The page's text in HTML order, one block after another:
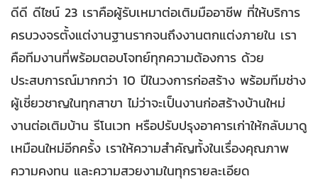
ดีดี ดีไซน์ 23 เราคือผู้รับเหมาต่อเติมมืออาชีพ ที่ให้บริการ
ครบวงจรตั้งแต่งานฐานรากจนถึงงานตกแต่งภายใน เรา
คือทีมงานที่พร้อมตอบโจทย์ทุกความต้องการ ด้วย
ประสบการณ์มากกว่า 10 ปีในวงการก่อสร้าง พร้อมทีมช่าง
ผู้เชี่ยวชาญในทุกสาขา ไม่ว่าจะเป็นงานก่อสร้างบ้านใหม่
งานต่อเติมบ้าน รีโนเวท หรือปรับปรุงอาคารเก่าให้กลับมาดู
เหมือนใหม่อีกครั้ง เราให้ความสำคัญทั้งในเรื่องคุณภาพ
ความคงทน และความสวยงามในทุกรายละเอียด